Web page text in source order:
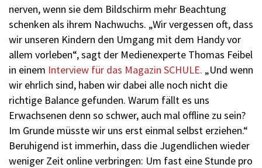
nerven, wenn sie dem Bildschirm mehr Beachtung
schenken als ihrem Nachwuchs. „Wir vergessen oft, dass
wir unseren Kindern den Umgang mit dem Handy vor
allem vorleben“, sagt der Medienexperte Thomas Feibel
in einem Interview für das Magazin SCHULE. „Und wenn
wir ehrlich sind, haben wir dabei alle noch nicht die
richtige Balance gefunden. Warum fällt es uns
Erwachsenen denn so schwer, auch mal offline zu sein?
Im Grunde müsste wir uns erst einmal selbst erziehen.“
Beruhigend ist immerhin, dass die Jugendlichen wieder
weniger Zeit online verbringen: Um fast eine Stunde pro